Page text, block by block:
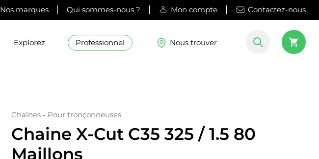
Nos marques Qui sommes-nous ? Mon compte Contactez-nous
Explorez Professionnel Nous trouver
Chaînes - Pour tronçonneuses
Chaine X-Cut C35 325 / 1.5 80
Maillons